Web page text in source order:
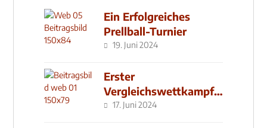
Ein Erfolgreiches
Prellball-Turnier
19. Juni 2024
Erster
Vergleichswettkampf
seit 2019
17. Juni 2024